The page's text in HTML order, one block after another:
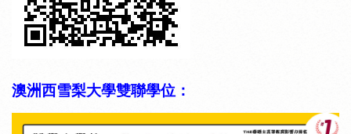
澳洲西雪梨大學雙聯學位：